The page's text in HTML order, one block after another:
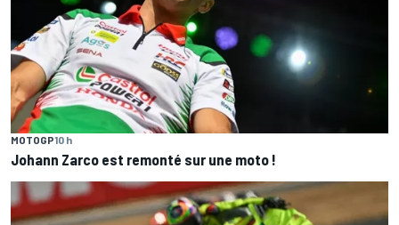
MOTOGP10 h
Johann Zarco est remonté sur une moto !